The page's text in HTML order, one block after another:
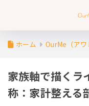
ホーム OurMe（ア
家族軸で描くラ
称：家計整える